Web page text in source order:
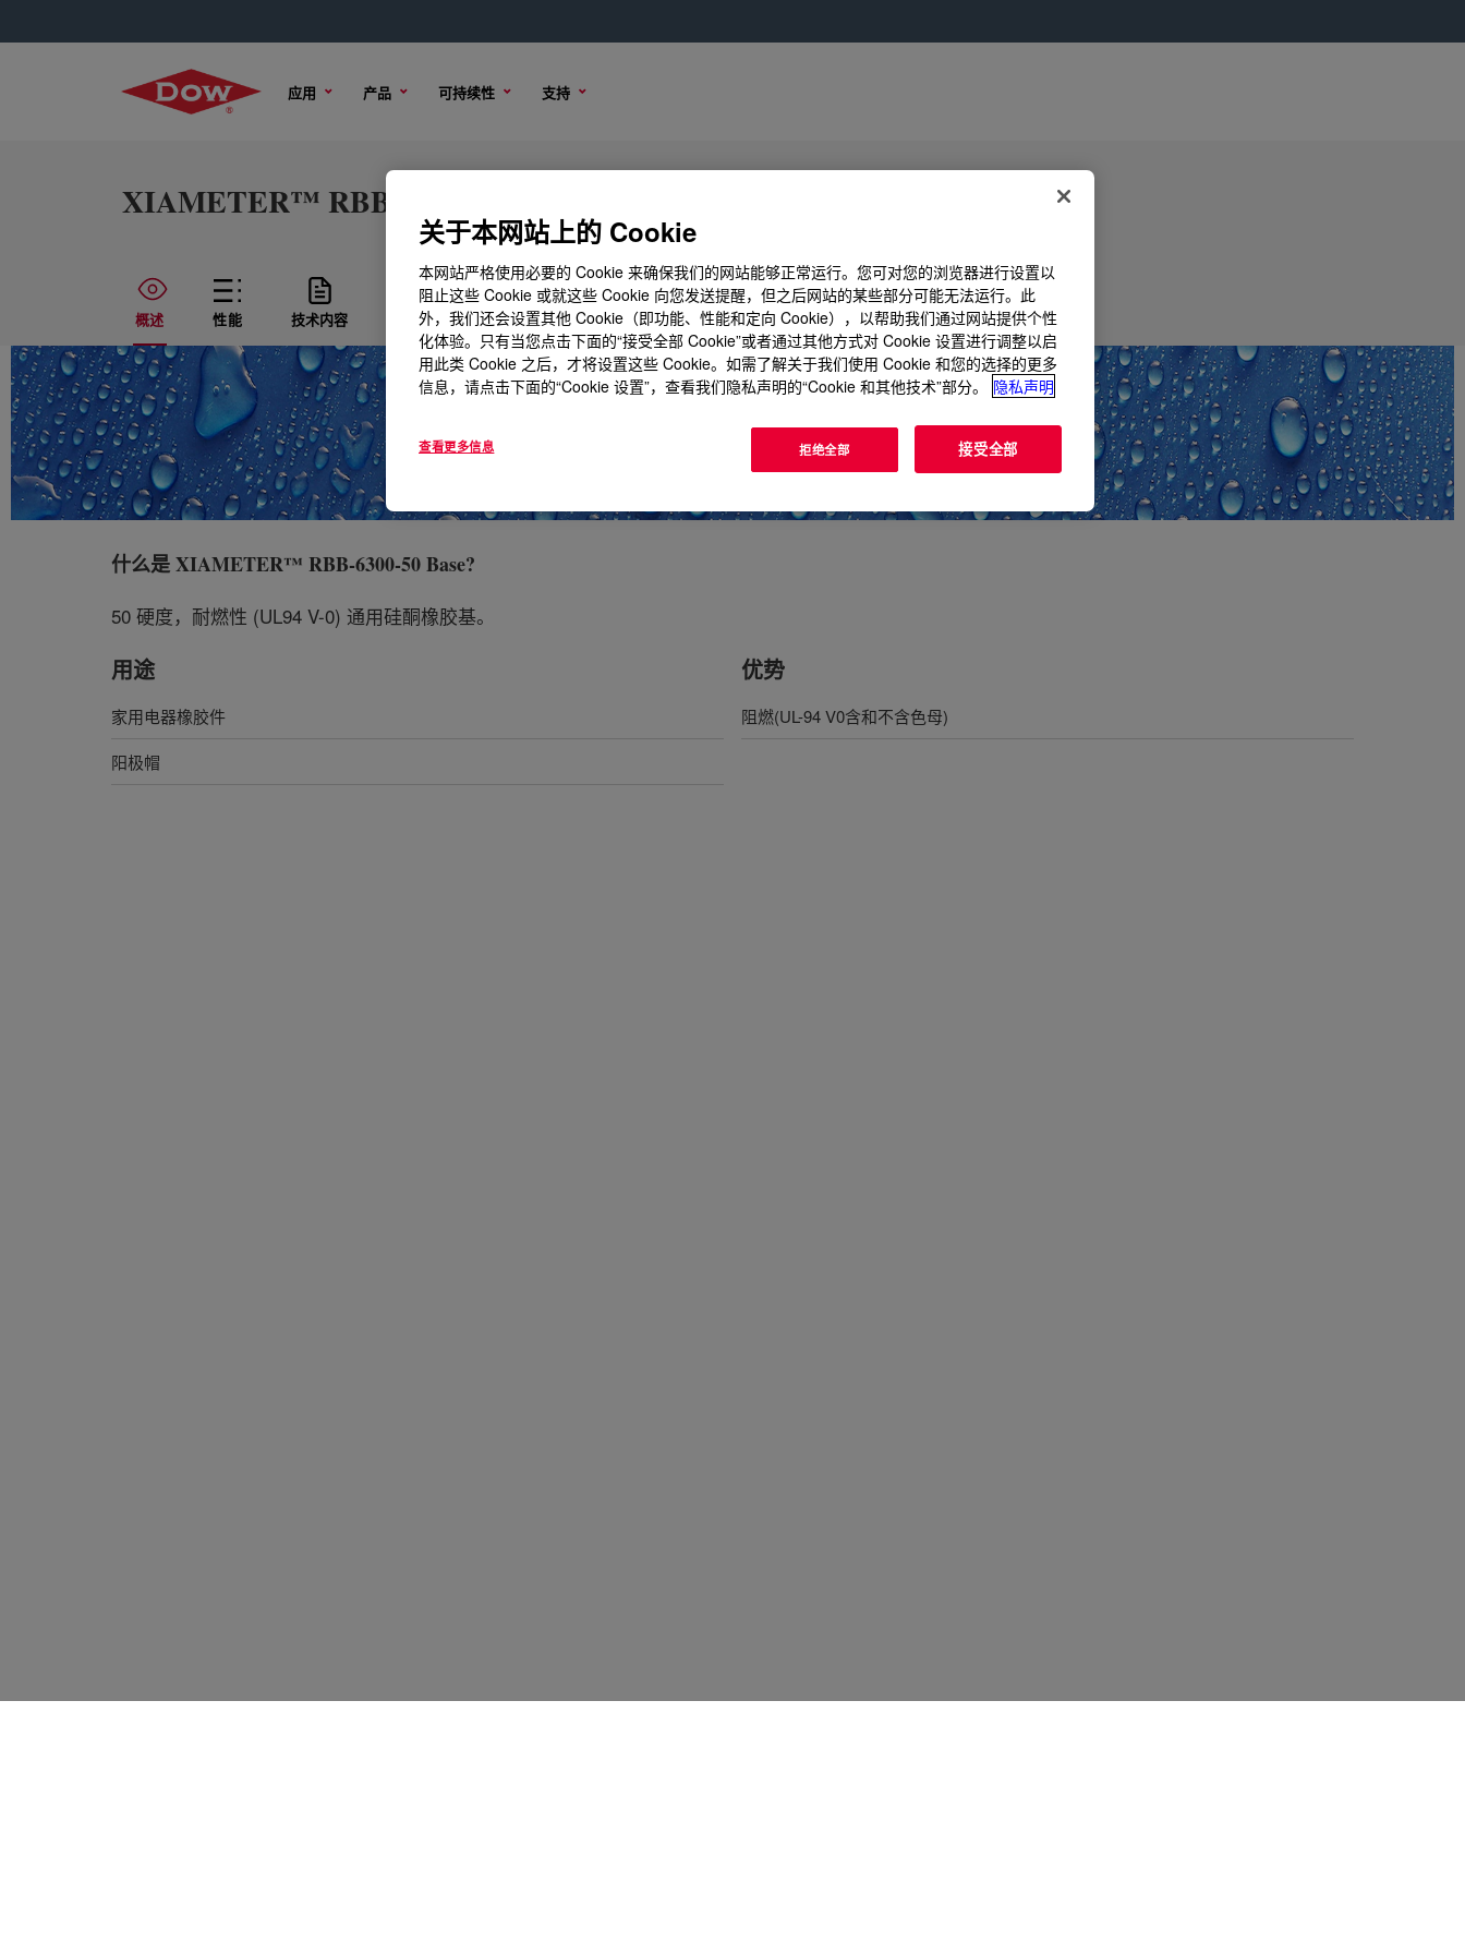
应用 产品 可持续性 支持
XIAMETER™ RBB-6300-50 Base
概述 性能 技术内容 样品选项 购买选项
什么是XIAMETER™ RBB-6300-50 Base?
50 硬度，耐燃性 (UL94 V-0) 通用硅酮橡胶基。
用途
家用电器橡胶件
阳极帽
优势
阻燃(UL-94 V0含和不含色母)
关于本网站上的 Cookie
本网站严格使用必要的 Cookie 来确保我们的网站能够正常运行。您可对您的浏览器进行设置以
阻止这些 Cookie 或就这些 Cookie 向您发送提醒，但之后网站的某些部分可能无法运行。此
外，我们还会设置其他 Cookie（即功能、性能和定向 Cookie），以帮助我们通过网站提供个性
化体验。只有当您点击下面的“接受全部 Cookie”或者通过其他方式对 Cookie 设置进行调整以启
用此类 Cookie 之后，才将设置这些 Cookie。如需了解关于我们使用 Cookie 和您的选择的更多
信息，请点击下面的“Cookie 设置”，查看我们隐私声明的“Cookie 和其他技术”部分。
隐私声明
查看更多信息 拒绝全部 接受全部